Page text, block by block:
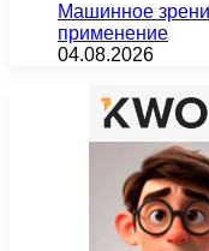
Машинное
применение
04.08.2026